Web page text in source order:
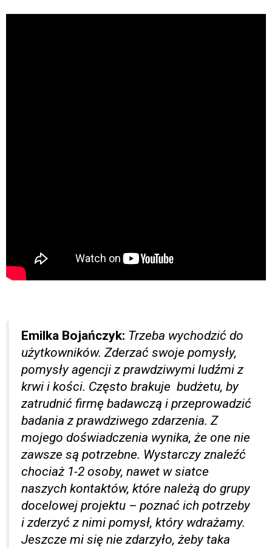
Emilka Bojańczyk: Trzeba wychodzić do
użytkowników. Zderzać swoje pomysły,
pomysły agencji z prawdziwymi ludźmi z
krwi i kości. Często brakuje budżetu, by
zatrudnić firmę badawczą i przeprowadzić
badania z prawdziwego zdarzenia. Z
mojego doświadczenia wynika, że one nie
zawsze są potrzebne. Wystarczy znaleźć
chociaż 1-2 osoby, nawet w siatce
naszych kontaktów, które należą do grupy
docelowej projektu – poznać ich potrzeby
i zderzyć z nimi pomysł, który wdrażamy.
Jeszcze mi się nie zdarzyło, żeby taka